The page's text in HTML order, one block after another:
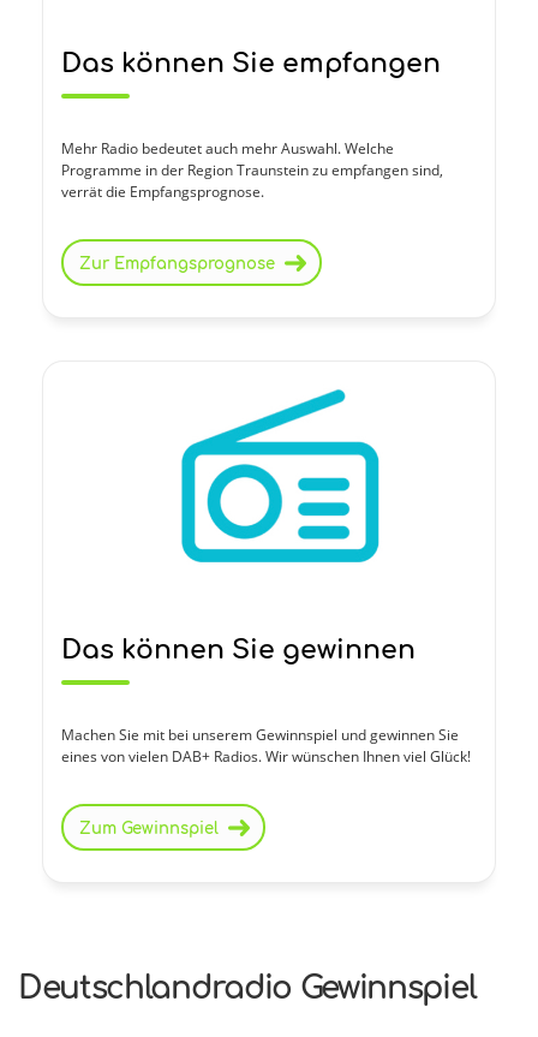
Das können Sie empfangen
Mehr Radio bedeutet auch mehr Auswahl. Welche
Programme in der Region Traunstein zu empfangen sind,
verrät die Empfangsprognose.
Zur Empfangsprognose
Das können Sie gewinnen
Machen Sie mit bei unserem Gewinnspiel und gewinnen Sie
eines von vielen DAB+ Radios. Wir wünschen Ihnen viel Glück!
Zum Gewinnspiel
Deutschlandradio Gewinnspiel